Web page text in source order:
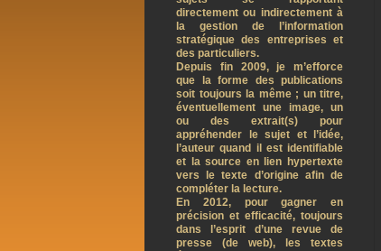
directement ou indirectement à
la gestion de l’information
stratégique des entreprises et
des particuliers.
Depuis fin 2009, je m’efforce
que la forme des publications
soit toujours la même ; un titre,
éventuellement une image, un
ou des extrait(s) pour
appréhender le sujet et l’idée,
l’auteur quand il est identifiable
et la source en lien hypertexte
vers le texte d’origine afin de
compléter la lecture.
En 2012, pour gagner en
précision et efficacité, toujours
dans l’esprit d’une revue de
presse (de web), les textes